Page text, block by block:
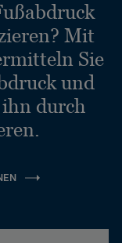
Mit
Sie
und
durch